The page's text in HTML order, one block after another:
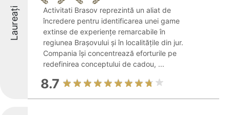
Laureați
Activitati Brasov reprezintă un aliat de
încredere pentru identificarea unei game
extinse de experiențe remarcabile în
regiunea Brașovului și în localitățile din jur.
Compania își concentrează eforturile pe
redefinirea conceptului de cadou, ...
8.7